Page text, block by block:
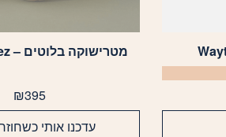
מטרישוקה בלוטים – Raduga Grez
₪395
עדכנו אותי